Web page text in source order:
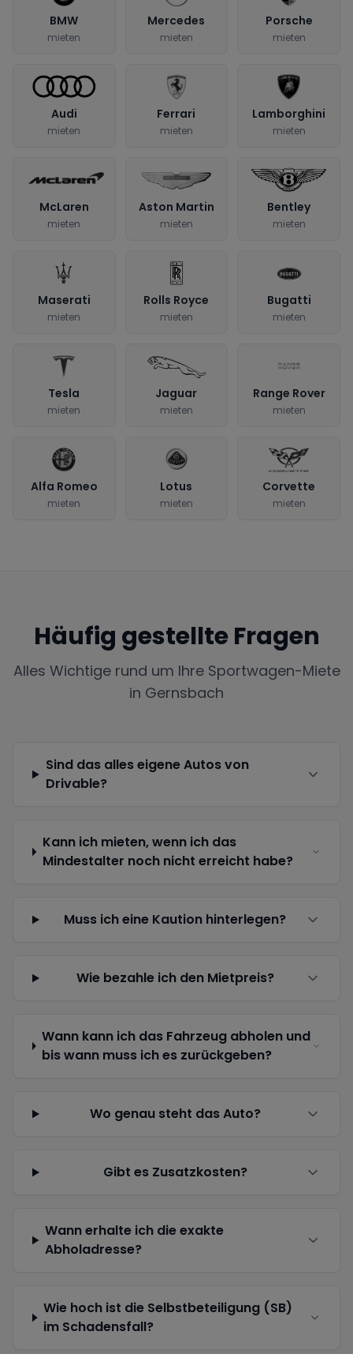
BMW
mieten
Mercedes
mieten
Porsche
mieten
Audi
mieten
Ferrari
mieten
Lamborghini
mieten
McLaren
mieten
Aston Martin
mieten
Bentley
mieten
Maserati
mieten
Rolls Royce
mieten
Bugatti
mieten
Tesla
mieten
Jaguar
mieten
Range Rover
mieten
Alfa Romeo
mieten
Lotus
mieten
Corvette
mieten
Häufig gestellte Fragen
Alles Wichtige rund um Ihre Sportwagen-Miete
in Gernsbach
Sind das alles eigene Autos von
Drivable?
Kann ich mieten, wenn ich das
Mindestalter noch nicht erreicht habe?
Muss ich eine Kaution hinterlegen?
Wie bezahle ich den Mietpreis?
Wann kann ich das Fahrzeug abholen und
bis wann muss ich es zurückgeben?
Wo genau steht das Auto?
Gibt es Zusatzkosten?
Wann erhalte ich die exakte
Abholadresse?
Wie hoch ist die Selbstbeteiligung (SB)
im Schadensfall?